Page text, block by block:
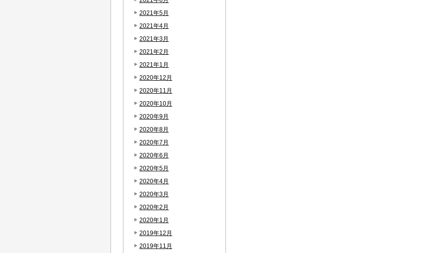
2021年5月
2021年4月
2021年3月
2021年2月
2021年1月
2020年12月
2020年11月
2020年10月
2020年9月
2020年8月
2020年7月
2020年6月
2020年5月
2020年4月
2020年3月
2020年2月
2020年1月
2019年12月
2019年11月